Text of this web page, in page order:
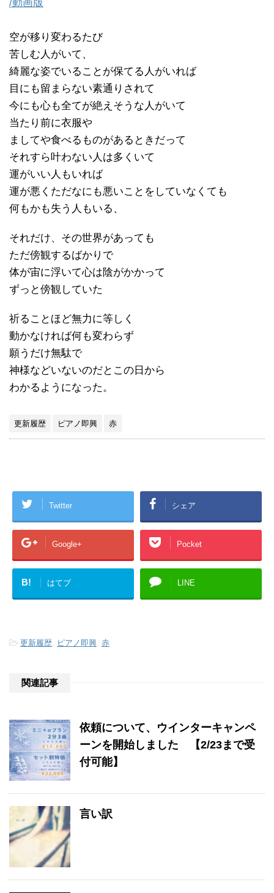
/動画版
空が移り変わるたび
苦しむ人がいて、
綺麗な姿でいることが保てる人がいれば
目にも留まらない素通りされて
今にも心も全てが絶えそうな人がいて
当たり前に衣服や
ましてや食べるものがあるときだって
それすら叶わない人は多くいて
運がいい人もいれば
運が悪くただなにも悪いことをしていなくても
何もかも失う人もいる、
それだけ、その世界があっても
ただ傍観するばかりで
体が宙に浮いて心は陰がかかって
ずっと傍観していた
祈ることほど無力に等しく
動かなければ何も変わらず
願うだけ無駄で
神様などいないのだとこの日から
わかるようになった。
更新履歴 ピアノ即興 赤
Twitter シェア
Google+ Pocket
B! はてブ LINE
-更新履歴 ピアノ即興 赤
関連記事
依頼について、ウインターキャンペ
ーンを開始しました 【2/23まで受
付可能】
言い訳